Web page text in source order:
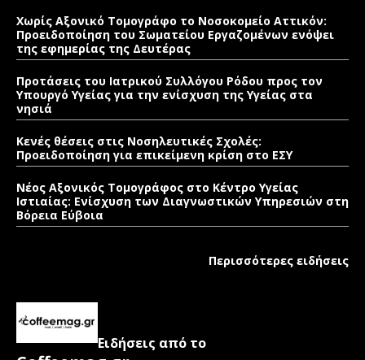
Χωρίς Αξονικό Τομογράφο το Νοσοκομείο Αττικόν:
Προειδοποίηση του Σωματείου Εργαζομένων ενόψει
της εφημερίας της Δευτέρας
Προτάσεις του Ιατρικού Συλλόγου Ρόδου προς τον
Υπουργό Υγείας για την ενίσχυση της Υγείας στα
νησιά
Κενές θέσεις στις Νοσηλευτικές Σχολές:
Προειδοποίηση για επικείμενη κρίση στο ΕΣΥ
Νέος Αξονικός Τομογράφος στο Κέντρο Υγείας
Ιστιαίας: Ενίσχυση των Διαγνωστικών Υπηρεσιών στη
Βόρεια Εύβοια
Περισσότερες ειδήσεις
Ειδήσεις από το